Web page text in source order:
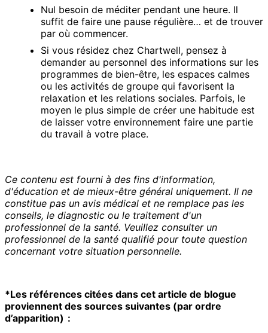
Nul besoin de méditer pendant une heure. Il
suffit de faire une pause régulière… et de trouver
par où commencer.
Si vous résidez chez Chartwell, pensez à
demander au personnel des informations sur les
programmes de bien-être, les espaces calmes
ou les activités de groupe qui favorisent la
relaxation et les relations sociales. Parfois, le
moyen le plus simple de créer une habitude est
de laisser votre environnement faire une partie
du travail à votre place.
Ce contenu est fourni à des fins d'information,
d'éducation et de mieux-être général uniquement. Il ne
constitue pas un avis médical et ne remplace pas les
conseils, le diagnostic ou le traitement d'un
professionnel de la santé. Veuillez consulter un
professionnel de la santé qualifié pour toute question
concernant votre situation personnelle.
*Les références citées dans cet article de blogue
proviennent des sources suivantes (par ordre
d’apparition) :